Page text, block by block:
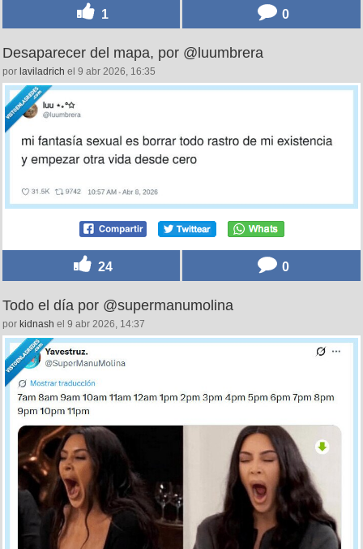
1 0
Desaparecer del mapa, por @luumbrera
por laviladrich el 9 abr 2026, 16:35
24 0
Todo el día por @supermanumolina
por kidnash el 9 abr 2026, 14:37